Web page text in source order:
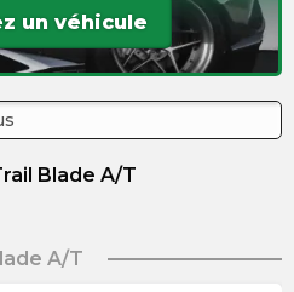
un véhicule
Blade A/T
A/T